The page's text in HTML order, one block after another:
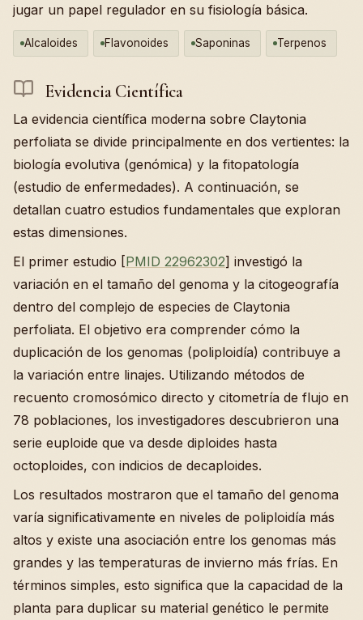
jugar un papel regulador en su fisiología básica.
Alcaloides Flavonoides Saponinas Terpenos
Evidencia Científica
La evidencia científica moderna sobre Claytonia
perfoliata se divide principalmente en dos vertientes: la
biología evolutiva (genómica) y la fitopatología
(estudio de enfermedades). A continuación, se
detallan cuatro estudios fundamentales que exploran
estas dimensiones.
El primer estudio [PMID 22962302] investigó la
variación en el tamaño del genoma y la citogeografía
dentro del complejo de especies de Claytonia
perfoliata. El objetivo era comprender cómo la
duplicación de los genomas (poliploidía) contribuye a
la variación entre linajes. Utilizando métodos de
recuento cromosómico directo y citometría de flujo en
78 poblaciones, los investigadores descubrieron una
serie euploide que va desde diploides hasta
octoploides, con indicios de decaploides.
Los resultados mostraron que el tamaño del genoma
varía significativamente en niveles de poliploidía más
altos y existe una asociación entre los genomas más
grandes y las temperaturas de invierno más frías. En
términos simples, esto significa que la capacidad de la
planta para duplicar su material genético le permite